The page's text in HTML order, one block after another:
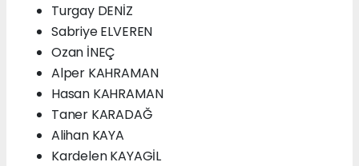
Turgay DENİZ
Sabriye ELVEREN
Ozan İNEÇ
Alper KAHRAMAN
Hasan KAHRAMAN
Taner KARADAĞ
Alihan KAYA
Kardelen KAYAGİL